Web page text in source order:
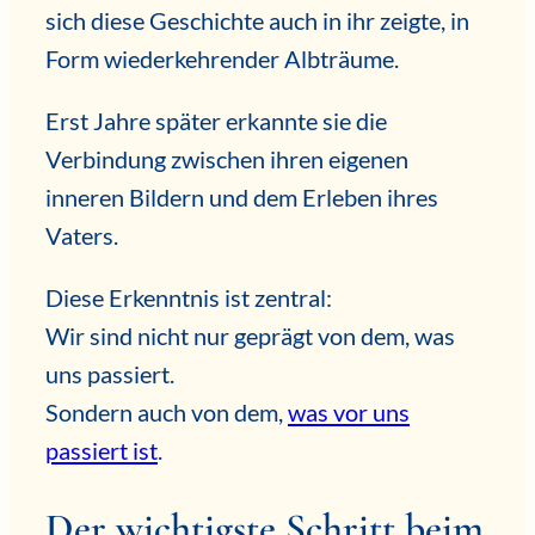
sich diese Geschichte auch in ihr zeigte, in
Form wiederkehrender Albträume.
Erst Jahre später erkannte sie die
Verbindung zwischen ihren eigenen
inneren Bildern und dem Erleben ihres
Vaters.
Diese Erkenntnis ist zentral:
Wir sind nicht nur geprägt von dem, was
uns passiert.
Sondern auch von dem,was vor uns
passiert ist.